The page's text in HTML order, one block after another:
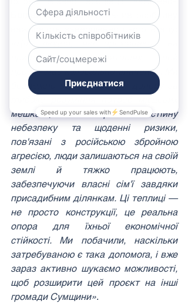
Богдан Мосунов відзначив особливу
«Для людей, які проживають на
прифронтових територіях, цей
проєкт має колосальне значення. Ми
безмежно вдячні нашому донору за
мешканців. Попри постійну
небезпеку та щоденні ризики,
пов'язані з російською збройною
агресією, люди залишаються на своїй
землі й тяжко працюють,
забезпечуючи власні сім'ї завдяки
присадибним ділянкам. Ці теплиці —
не просто конструкції, це реальна
опора для їхньої економічної
стійкості. Ми побачили, наскільки
затребуваною є така допомога, і вже
зараз активно шукаємо можливості,
щоб розширити цей проєкт на інші
громади Сумщини».